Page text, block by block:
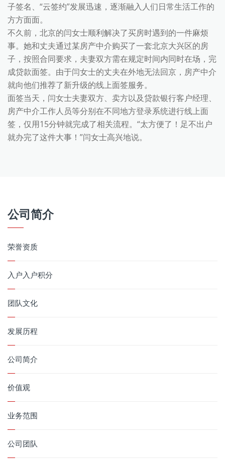
子签名、“云签约”发展迅速，逐渐融入人们日常生活工作的
方方面面。
不久前，北京的闫女士顺利解决了买房时遇到的一件麻烦
事。她和丈夫通过某房产中介购买了一套北京大兴区的房
子，按照合同要求，夫妻双方需在规定时间内同时在场，完
成贷款面签。由于闫女士的丈夫在外地无法回京，房产中介
就向他们推荐了新升级的线上面签服务。
面签当天，闫女士夫妻双方、卖方以及贷款银行客户经理、
房产中介工作人员等分别在不同地方登录系统进行线上面
签，仅用15分钟就完成了相关流程。“太方便了！足不出户
就办完了这件大事！”闫女士高兴地说。
公司简介
荣誉资质
入户入户积分
团队文化
发展历程
公司简介
价值观
业务范围
公司团队